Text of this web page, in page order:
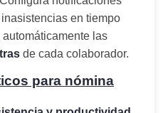
en tiempo
las
de cada colaborador.
para nómina